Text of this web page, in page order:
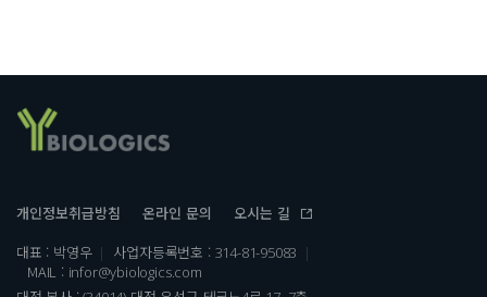
개인정보취급방침 온라인 문의
오시는 길
대표 : 박영우
사업자등록번호 : 314-81-95083
MAIL : infor@ybiologics.com